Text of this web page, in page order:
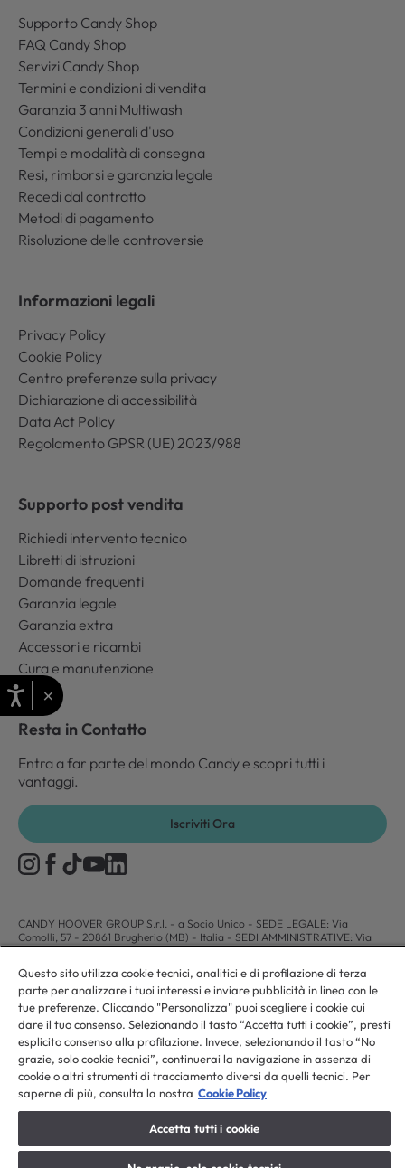
Supporto Candy Shop
FAQ Candy Shop
Servizi Candy Shop
Termini e condizioni di vendita
Garanzia 3 anni Multiwash
Condizioni generali d'uso
Tempi e modalità di consegna
Resi, rimborsi e garanzia legale
Recedi dal contratto
Metodi di pagamento
Risoluzione delle controversie
Informazioni legali
Privacy Policy
Cookie Policy
Centro preferenze sulla privacy
Dichiarazione di accessibilità
Data Act Policy
Regolamento GPSR (UE) 2023/988
Supporto post vendita
Richiedi intervento tecnico
Libretti di istruzioni
Domande frequenti
Garanzia legale
Garanzia extra
Accessori e ricambi
Cura e manutenzione
Resta in Contatto
Entra a far parte del mondo Candy e scopri tutti i
vantaggi.
Iscriviti Ora
CANDY HOOVER GROUP S.r.I. - a Socio Unico - SEDE LEGALE: Via
Comolli, 57 - 20861 Brugherio (MB) - Italia - SEDI AMMINISTRATIVE: Via
Privata Eden Fumagalli snc - 20861 Brugherio (MB) e Via Trento n. 20/A-22
+39.039.2086.237 - Capitale sociale € 35.000.000,00 i.v. - Cod. Fiscale e n.
iscr. al Registro Imprese di Milano-Monza-Brianza-Lodi 04666310158 - P.
IVA 00786860965 - Numero REA: MB-1033934 - Autorizzazione IT AEOF
211870 - Società soggetta ad attività di direzione e coordinamento di Candy
S.p.A. - Casella PEC:candyhoovergroupsrl@legalmail.it
IT / Italiano
×
Questo sito utilizza cookie tecnici, analitici e di profilazione di terza
parte per analizzare i tuoi interessi e inviare pubblicità in linea con le
tue preferenze. Cliccando "Personalizza" puoi scegliere i cookie cui
dare il tuo consenso. Selezionando il tasto “Accetta tutti i cookie”, presti
esplicito consenso alla profilazione. Invece, selezionando il tasto “No
grazie, solo cookie tecnici”, continuerai la navigazione in assenza di
cookie o altri strumenti di tracciamento diversi da quelli tecnici. Per
saperne di più, consulta la nostra Cookie Policy
Accetta tutti i cookie